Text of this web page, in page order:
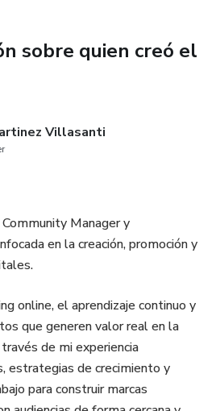
quiere hacerlo, pero no sabe
creó por tí. No tienes que
qué ofrecer, ni pierdes
E-book no sólo te enseña a
tipo de negocio digital,
DERECHOS DE REVENTA
DE REVENTA (MRR)?
producto, ya ES TUYO ¡para que
sobre quien creó el
Villasanti
Manager y
en la creación, promoción y
online, el aprendizaje continuo y
que generen valor real en la
de mi experiencia
estrategias de crecimiento y
para construir marcas